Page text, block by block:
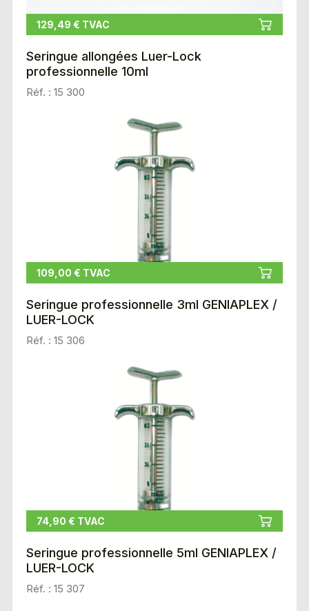
129,49 € TVAC
Seringue allongées Luer-Lock
professionnelle 10ml
Réf. : 15 300
109,00 € TVAC
Seringue professionnelle 3ml GENIAPLEX /
LUER-LOCK
Réf. : 15 306
74,90 € TVAC
Seringue professionnelle 5ml GENIAPLEX /
LUER-LOCK
Réf. : 15 307